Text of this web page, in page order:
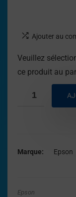
Ajouter au
Veuillez
ce produit au
Marque Epson
Epson